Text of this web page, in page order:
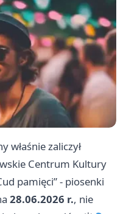
właśnie zaliczył
Centrum Kultury
pamięci” - piosenki
28.06.2026 r., nie